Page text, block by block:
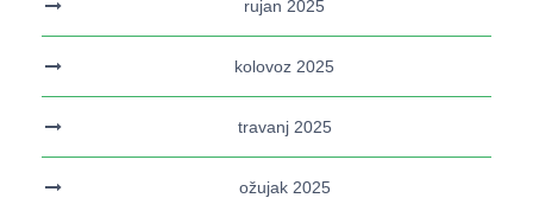
rujan 2025
kolovoz 2025
travanj 2025
ožujak 2025